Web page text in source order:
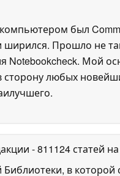
был
ширился. Прошло не
Notebookcheck. Мой
любых
- 811124 статей
в